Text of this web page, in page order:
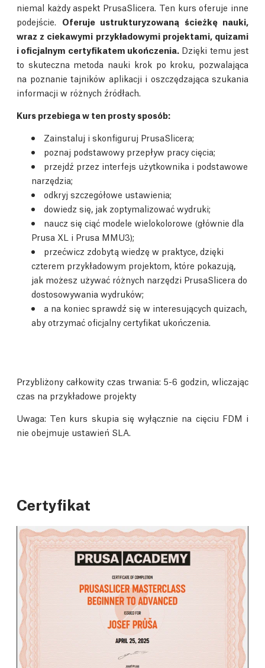
niemal każdy aspekt PrusaSlicera. Ten kurs oferuje inne
podejście. Oferuje ustrukturyzowaną ścieżkę nauki,
wraz z ciekawymi przykładowymi projektami, quizami
i oficjalnym certyfikatem ukończenia. Dzięki temu jest
to skuteczna metoda nauki krok po kroku, pozwalająca
na poznanie tajników aplikacji i oszczędzająca szukania
informacji w różnych źródłach.
Kurs przebiega w ten prosty sposób:
Zainstaluj i skonfiguruj PrusaSlicera;
poznaj podstawowy przepływ pracy cięcia;
przejdź przez interfejs użytkownika i podstawowe
narzędzia;
odkryj szczegółowe ustawienia;
dowiedz się, jak zoptymalizować wydruki;
naucz się ciąć modele wielokolorowe (głównie dla
Prusa XL i Prusa MMU3);
przećwicz zdobytą wiedzę w praktyce, dzięki
czterem przykładowym projektom, które pokazują,
jak możesz używać różnych narzędzi PrusaSlicera do
dostosowywania wydruków;
a na koniec sprawdź się w interesujących quizach,
aby otrzymać oficjalny certyfikat ukończenia.
Przybliżony całkowity czas trwania: 5-6 godzin, wliczając
czas na przykładowe projekty
Uwaga: Ten kurs skupia się wyłącznie na cięciu FDM i
nie obejmuje ustawień SLA.
Certyfikat